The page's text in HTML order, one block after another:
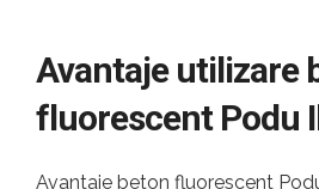
Avantaje utilizare
fluorescent Podu
Avantaje beton fluorescent